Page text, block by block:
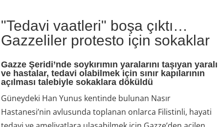
"Tedavi vaatleri" boşa çıktı…
Gazzeliler protesto için sokaklar
Gazze Şeridi’nde soykırımın yaralarını taşıyan yaralı
ve hastalar, tedavi olabilmek için sınır kapılarının
açılması talebiyle sokaklara döküldü
Güneydeki Han Yunus kentinde bulunan Nasır
Hastanesi’nin avlusunda toplanan onlarca Filistinli, hayati